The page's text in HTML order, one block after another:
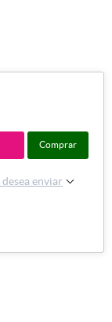
Comprar
enviar